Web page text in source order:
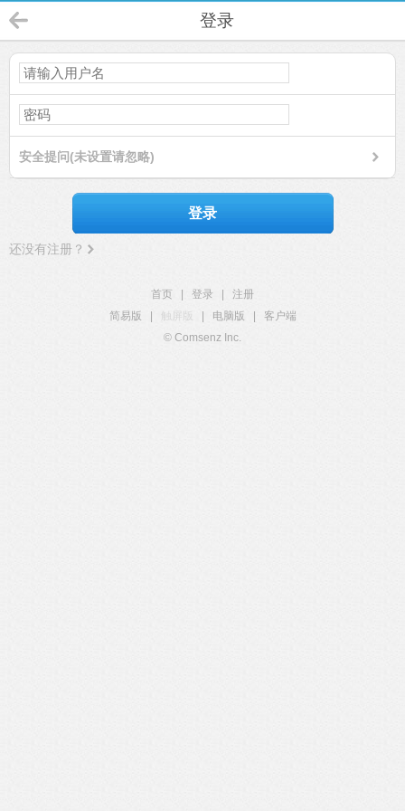
登录
安全提问(未设置请忽略)
登录
还没有注册？
首页 登录
注册
简易版
触屏版 电脑版
客户端
© Comsenz Inc.